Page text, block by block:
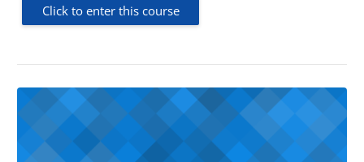
Click to enter this course